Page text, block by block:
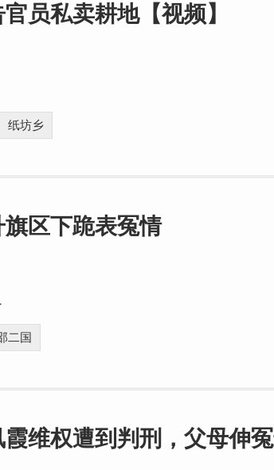
员私卖耕地【视频】
纸坊乡
区下跪表冤情
二国
维权遭到判刑，父母伸